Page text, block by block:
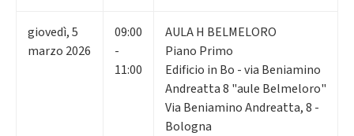
giovedì,5
marzo 2026
09:00
-
11:00
AULA H BELMELORO
Piano Primo
Edificio in Bo - via Beniamino
Andreatta 8 "aule Belmeloro"
Via Beniamino Andreatta, 8 -
Bologna